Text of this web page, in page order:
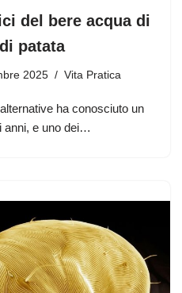
del bere acqua di
patata
2025 Vita Pratica
ha conosciuto un
anni, e uno dei…